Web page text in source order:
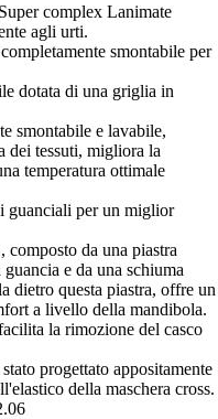
complex Lanimate
agli urti.
smontabile per
dotata di una griglia in
smontabile e lavabile,
dei tessuti, migliora la
temperatura ottimale
guanciali per un miglior
composto da una piastra
e da una schiuma
dietro questa piastra, offre un
a livello della mandibola.
la rimozione del casco
progettato appositamente
della maschera cross.